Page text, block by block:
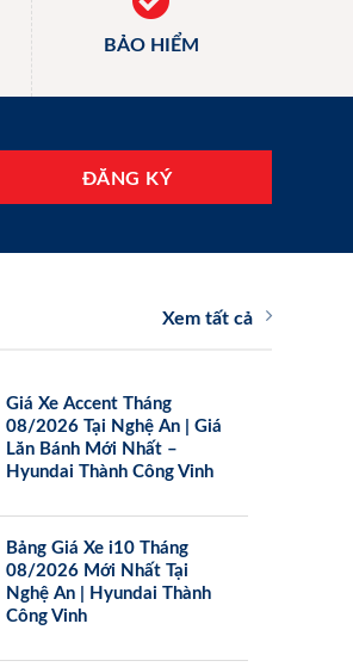
BẢO HIỂM
Xem tất cả
Giá Xe Accent Tháng
08/2026 Tại Nghệ An | Giá
Lăn Bánh Mới Nhất –
Hyundai Thành Công Vinh
Bảng Giá Xe i10 Tháng
08/2026 Mới Nhất Tại
Nghệ An | Hyundai Thành
Công Vinh